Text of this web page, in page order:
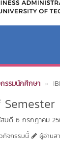
รรมนักศึกษา
Semester
บดี 6 กรกฎาคม
กิจกรรมนี้
ผู้อ่านส